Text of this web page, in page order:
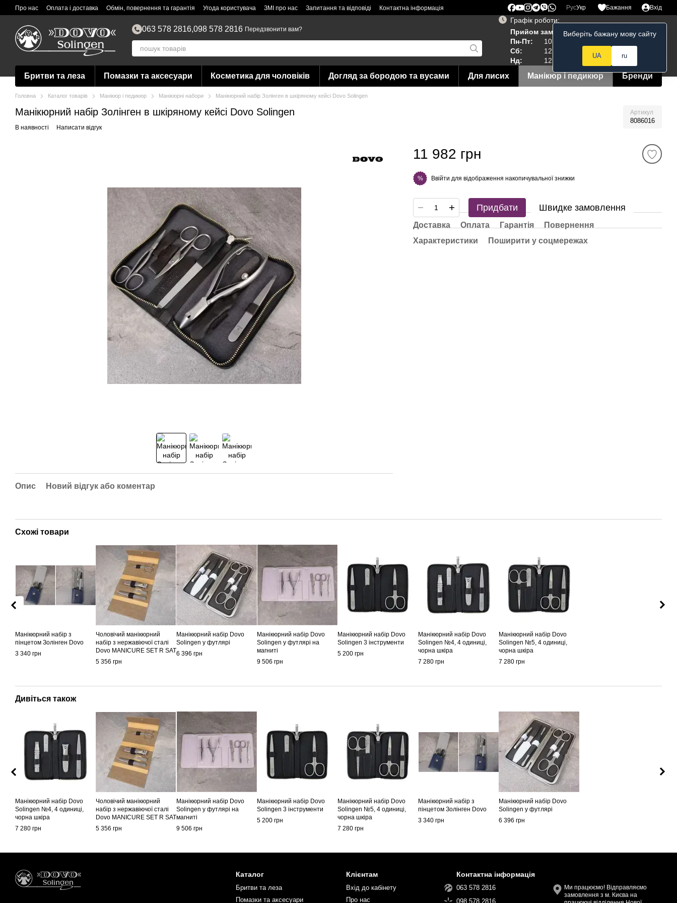
Перейти до основного контенту
Про нас Оплата і доставка Обмін, повернення та гарантія Угода користувача ЗМІ про нас Запитання та відповіді
Контактна інформація
РусУкр Бажання Вхід
063 578 2816,098 578 2816 Передзвонити вам?
Графік роботи:
Прийом замовлень 24/7
Пн-Пт:
10:00–19:00
Сб:
12:00–18:00
Нд:
12:00--15:00
Мій кошик
Бритви та леза Помазки та аксесуари Косметика для чоловіків Догляд за бородою та вусами Для лисих Манікюр і педикюр Бренди
Головна Каталог товарів Манікюр і педикюр Манікюрні набори Манікюрний набір Золінген в шкіряному кейсі Dovo Solingen
Манікюрний набір Золінген в шкіряному кейсі Dovo Solingen Артикул
8086016
В наявності Написати відгук
Опис Новий відгук або коментар
11 982 грн
% Ввійти для відображення накопичувальної знижки
Придбати Швидке замовлення
Доставка Оплата Гарантія
Повернення
Характеристики
Поширити у соцмережах
Схожі товари
Манікюрний набір з
пінцетом Золінген Dovo
3 340 грн
Чоловічий манікюрний
набір з нержавіючої сталі
Dovo MANICURE SET R SAT
VEGAN wash paper
5 356 грн
Манікюрний набір Dovo
Solingen у футлярі
6 396 грн
Манікюрний набір Dovo
Solingen у футлярі на
магниті
9 506 грн
Манікюрний набір Dovo
Solingen 3 інструменти
5 200 грн
Манікюрний набір Dovo
Solingen №4, 4 одиниці,
чорна шкіра
7 280 грн
Манікюрний набір Dovo
Solingen №5, 4 одиниці,
чорна шкіра
7 280 грн
Дивіться також
Манікюрний набір Dovo
Solingen №4, 4 одиниці,
чорна шкіра
7 280 грн
Чоловічий манікюрний
набір з нержавіючої сталі
Dovo MANICURE SET R SAT
VEGAN wash paper
5 356 грн
Манікюрний набір Dovo
Solingen у футлярі на
магниті
9 506 грн
Манікюрний набір Dovo
Solingen 3 інструменти
5 200 грн
Манікюрний набір Dovo
Solingen №5, 4 одиниці,
чорна шкіра
7 280 грн
Манікюрний набір з
пінцетом Золінген Dovo
3 340 грн
Манікюрний набір Dovo
Solingen у футлярі
6 396 грн
Каталог
Бритви та леза
Помазки та аксесуари
Клієнтам
Вхід до кабінету
Про нас
Контактна інформація
063 578 2816
098 578 2816
Ми працюємо! Відправляємо
замовлення з м. Києва на
Виберіть бажану мову сайту
UA ru